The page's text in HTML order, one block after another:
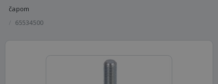
čapom
65534500